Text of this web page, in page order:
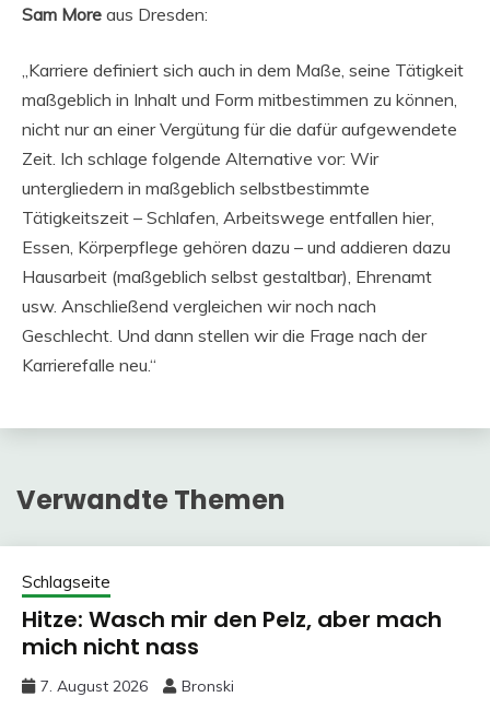
Sam More aus Dresden:
„Karriere definiert sich auch in dem Maße, seine Tätigkeit
maßgeblich in Inhalt und Form mitbestimmen zu können,
nicht nur an einer Vergütung für die dafür aufgewendete
Zeit. Ich schlage folgende Alternative vor: Wir
untergliedern in maßgeblich selbstbestimmte
Tätigkeitszeit – Schlafen, Arbeitswege entfallen hier,
Essen, Körperpflege gehören dazu – und addieren dazu
Hausarbeit (maßgeblich selbst gestaltbar), Ehrenamt
usw. Anschließend vergleichen wir noch nach
Geschlecht. Und dann stellen wir die Frage nach der
Karrierefalle neu.“
Verwandte Themen
Schlagseite
Hitze: Wasch mir den Pelz, aber mach
mich nicht nass
7. August 2026 Bronski